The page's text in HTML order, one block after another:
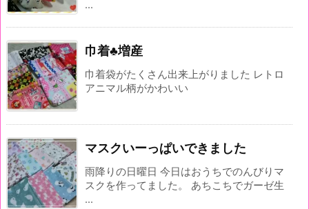
...
巾着♣増産
巾着袋がたくさん出来上がりました レトロ
アニマル柄がかわいい
マスクいーっぱいできました
雨降りの日曜日 今日はおうちでのんびりマ
スクを作ってました。 あちこちでガーゼ生
...